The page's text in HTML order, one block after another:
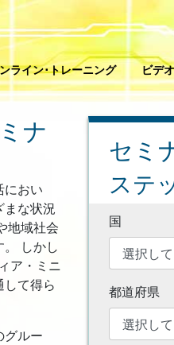
ライン･トレーニング ビデオ
ナ
におい
まな状況
地域社会
しかし
ア・ミニ
て得ら
グルー
セミ
ステ
国
都道府県